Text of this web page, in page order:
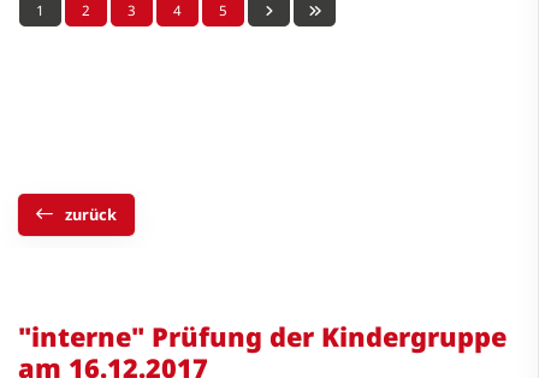
1 2 3 4 5
zurück
"interne" Prüfung der Kindergruppe
am 16.12.2017